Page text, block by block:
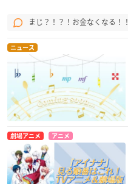
まじ？！？！お金なくなる！！
ニュース
劇場アニメ アニメ